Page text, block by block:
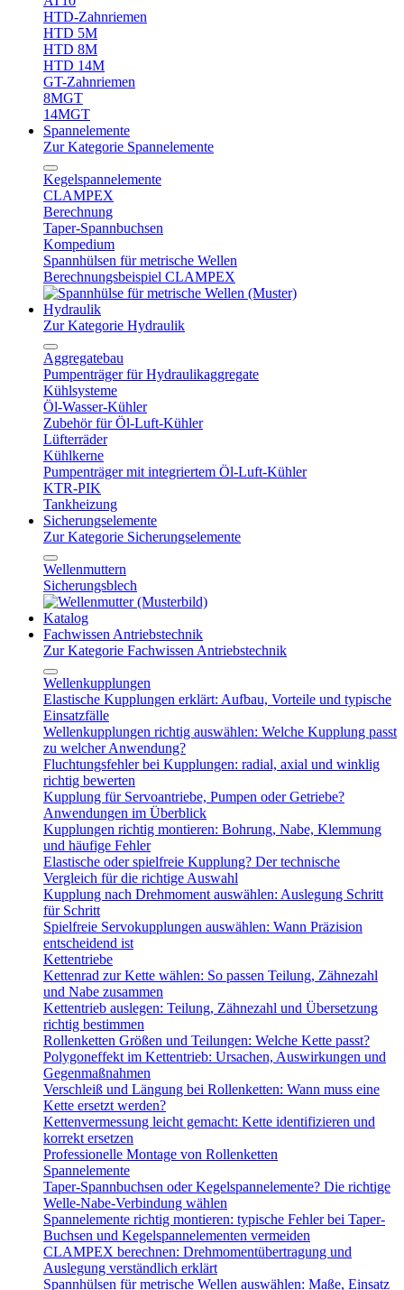
HTD-Zahnriemen
HTD 5M
HTD 8M
HTD 14M
GT-Zahnriemen
8MGT
14MGT
Spannelemente
Zur Kategorie Spannelemente
Kegelspannelemente
CLAMPEX
Berechnung
Taper-Spannbuchsen
Kompedium
Spannhülsen für metrische Wellen
Berechnungsbeispiel CLAMPEX
Hydraulik
Zur Kategorie Hydraulik
Aggregatebau
Pumpenträger für Hydraulikaggregate
Kühlsysteme
Öl-Wasser-Kühler
Zubehör für Öl-Luft-Kühler
Lüfterräder
Kühlkerne
Pumpenträger mit integriertem Öl-Luft-Kühler
KTR-PIK
Tankheizung
Sicherungselemente
Zur Kategorie Sicherungselemente
Wellenmuttern
Sicherungsblech
Katalog
Fachwissen Antriebstechnik
Zur Kategorie Fachwissen Antriebstechnik
Wellenkupplungen
Elastische Kupplungen erklärt: Aufbau, Vorteile und typische
Einsatzfälle
Wellenkupplungen richtig auswählen: Welche Kupplung passt
zu welcher Anwendung?
Fluchtungsfehler bei Kupplungen: radial, axial und winklig
richtig bewerten
Kupplung für Servoantriebe, Pumpen oder Getriebe?
Anwendungen im Überblick
Kupplungen richtig montieren: Bohrung, Nabe, Klemmung
und häufige Fehler
Elastische oder spielfreie Kupplung? Der technische
Vergleich für die richtige Auswahl
Kupplung nach Drehmoment auswählen: Auslegung Schritt
für Schritt
Spielfreie Servokupplungen auswählen: Wann Präzision
entscheidend ist
Kettentriebe
Kettenrad zur Kette wählen: So passen Teilung, Zähnezahl
und Nabe zusammen
Kettentrieb auslegen: Teilung, Zähnezahl und Übersetzung
richtig bestimmen
Rollenketten Größen und Teilungen: Welche Kette passt?
Polygoneffekt im Kettentrieb: Ursachen, Auswirkungen und
Gegenmaßnahmen
Verschleiß und Längung bei Rollenketten: Wann muss eine
Kette ersetzt werden?
Kettenvermessung leicht gemacht: Kette identifizieren und
korrekt ersetzen
Professionelle Montage von Rollenketten
Spannelemente
Taper-Spannbuchsen oder Kegelspannelemente? Die richtige
Welle-Nabe-Verbindung wählen
Spannelemente richtig montieren: typische Fehler bei Taper-
Buchsen und Kegelspannelementen vermeiden
CLAMPEX berechnen: Drehmomentübertragung und
Auslegung verständlich erklärt
Spannhülsen für metrische Wellen auswählen: Maße, Einsatz